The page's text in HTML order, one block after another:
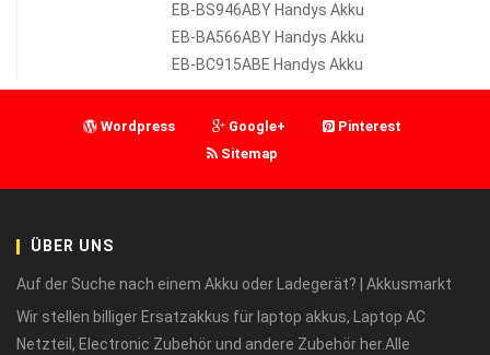
EB-BS946ABY Handys Akku
EB-BA566ABY Handys Akku
EB-BC915ABE Handys Akku
Wordpress Google+
Pinterest
Sitemap
ÜBER UNS
Auf der Suche nach einem Akku oder Ladegerät? | Akkusmarkt
Wir stellen billiger Ersatzakkus für laptop akkus, Laptop AC
Netzteil, Electronic Zubehör und andere Zubehör her.Alle